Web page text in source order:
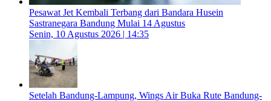
Pesawat Jet Kembali Terbang dari Bandara Husein
Sastranegara Bandung Mulai 14 Agustus
Senin, 10 Agustus 2026 | 14:35
Setelah Bandung-Lampung, Wings Air Buka Rute Bandung-